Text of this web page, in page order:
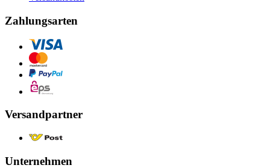
Zahlungsarten
Versandpartner
Unternehmen